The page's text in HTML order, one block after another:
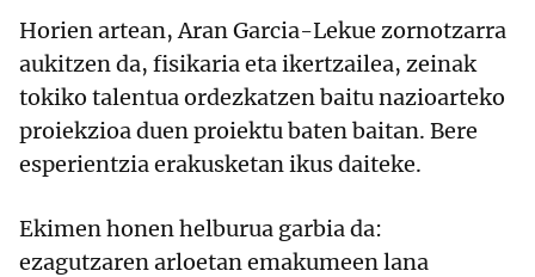
Horien artean, Aran Garcia-Lekue zornotzarra
aukitzen da, fisikaria eta ikertzailea, zeinak
tokiko talentua ordezkatzen baitu nazioarteko
proiekzioa duen proiektu baten baitan. Bere
esperientzia erakusketan ikus daiteke.
Ekimen honen helburua garbia da:
ezagutzaren arloetan emakumeen lana